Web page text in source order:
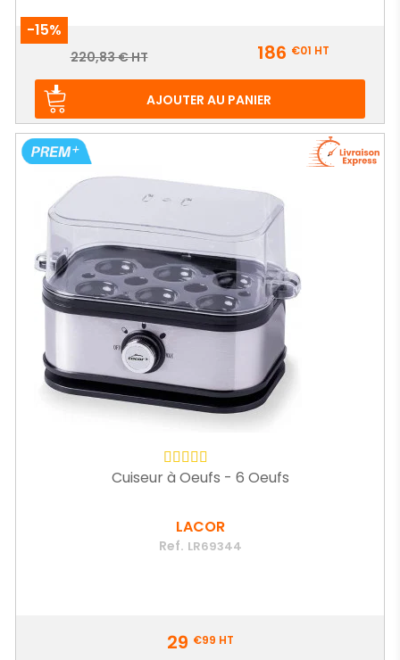
-15%
Prix
Prix
220,83 € HT 186 €01 HT
AJOUTER AU PANIER
Cuiseur à Oeufs - 6 Oeufs
LACOR
Ref. LR69344
29 €99 HT